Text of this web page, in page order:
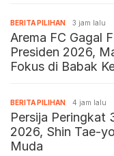
BERITA PILIHAN 3 jam lalu
Arema FC Gagal
Presiden 2026,
Fokus di Babak
BERITA PILIHAN 4 jam lalu
Persija Peringkat
2026, Shin Tae-
Muda